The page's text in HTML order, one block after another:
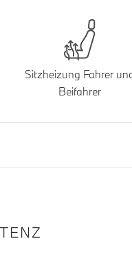
Sitzheizung Fahrer
Beifahrer
DIE